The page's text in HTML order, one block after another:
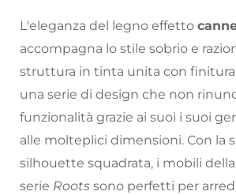
L'eleganza del legno effetto
accompagna lo stile sobrio e
struttura in tinta unita con finitura
una serie di design che non
funzionalità grazie ai suoi i suoi
alle molteplici dimensioni. Con la
silhouette squadrata, i mobili della
serie Roots sono perfetti per